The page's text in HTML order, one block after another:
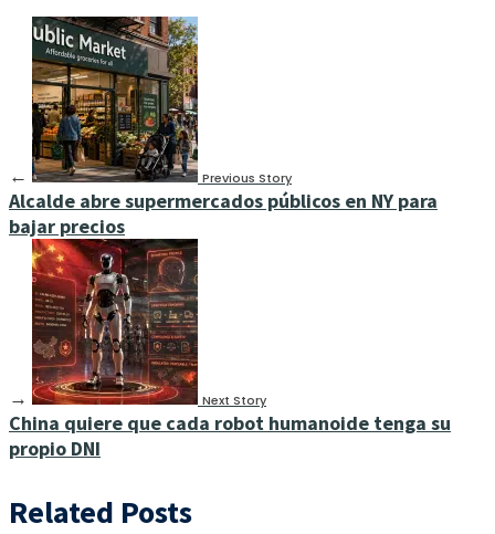
← Previous Story
Alcalde abre supermercados públicos en NY para
bajar precios
→ Next Story
China quiere que cada robot humanoide tenga su
propio DNI
Related Posts